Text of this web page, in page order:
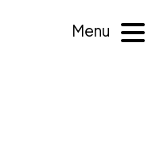
Menu